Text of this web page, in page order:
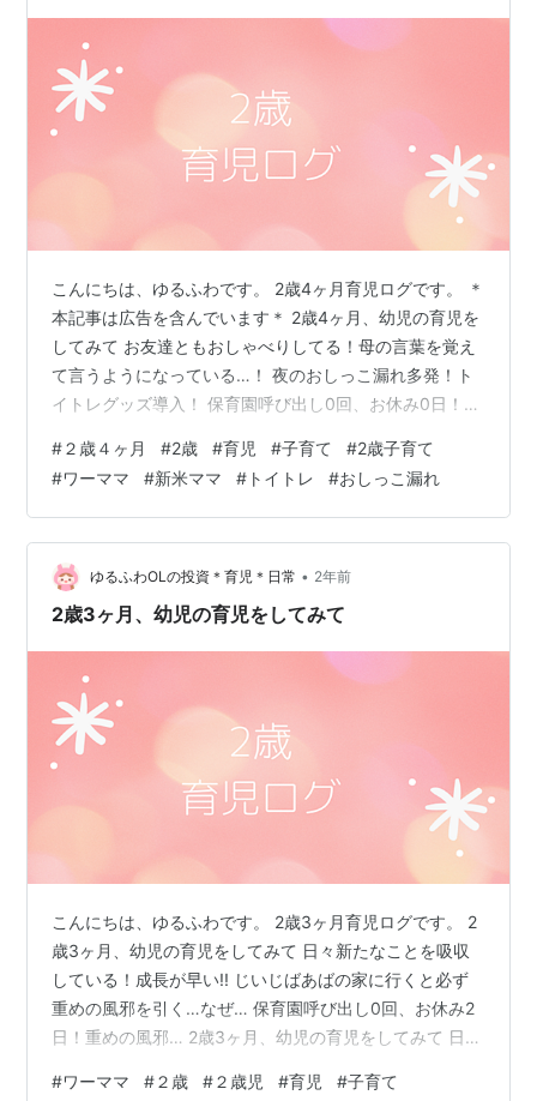
こんにちは、ゆるふわです。 2歳4ヶ月育児ログです。 ＊
本記事は広告を含んでいます＊ 2歳4ヶ月、幼児の育児を
してみて お友達ともおしゃべりしてる！母の言葉を覚え
て言うようになっている…！ 夜のおしっこ漏れ多発！ト
イトレグッズ導入！ 保育園呼び出し0回、お休み0日！小
達ともおしゃべりしてる！母の言葉を覚えて言うように
なっている…！ 言語の発達は毎日びっくりしているし、
面白い今日この頃。 朝家～保育園までのベビーカー片道
10分はひたすら娘とお喋りして歩いているのですが、結
構前に朝私が発言したことを覚えていて発言したりと驚
かされます。 びっく…
#２歳４ヶ月 #2歳 #育児 #子育て #2歳子育て
#ワーママ #新米ママ # トイトレ #おしっこ漏れ
ゆるふわOLの投資＊育児＊日常 • 2年前
2歳3ヶ月、幼児の育児をしてみて
こんにちは、ゆるふわです。 2歳3ヶ月育児ログです。 2
歳3ヶ月、幼児の育児をしてみて 日々新たなことを吸収
している！成長が早い!! じいじばあばの家に行くと必ず
重めの風邪を引く…なぜ… 保育園呼び出し0回、お休み2
日！重めの風邪… 2歳3ヶ月、幼児の育児をしてみて 日々
て凄いな(語彙力)と思う日々です。 最近は片手片足を上
#ワーママ #２歳 #２歳児 #育児 #子育て